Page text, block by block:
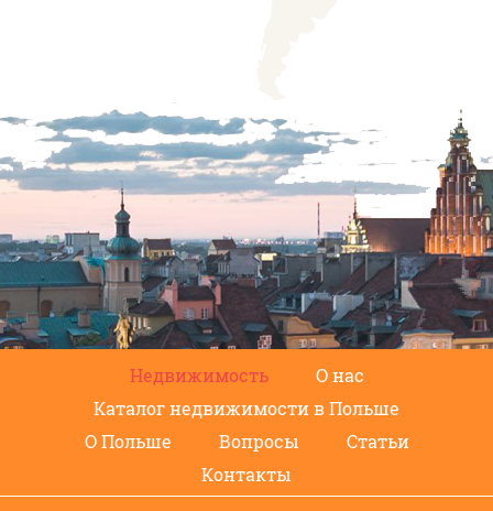
Недвижимость
О нас
Каталог недвижимости в Польше
О Польше
Вопросы
Статьи
Контакты